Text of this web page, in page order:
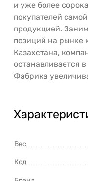
и уже более
покупателей
продукцией.
позиций на рынке
Казахстана,
останавливается
Фабрика
Вес
Код